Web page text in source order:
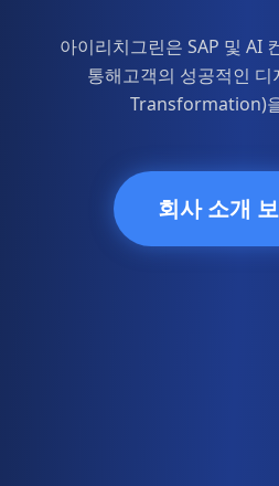
아이리치그린은 SAP 및 AI
통해고객의 성공적인
Transformation)
회사 소개